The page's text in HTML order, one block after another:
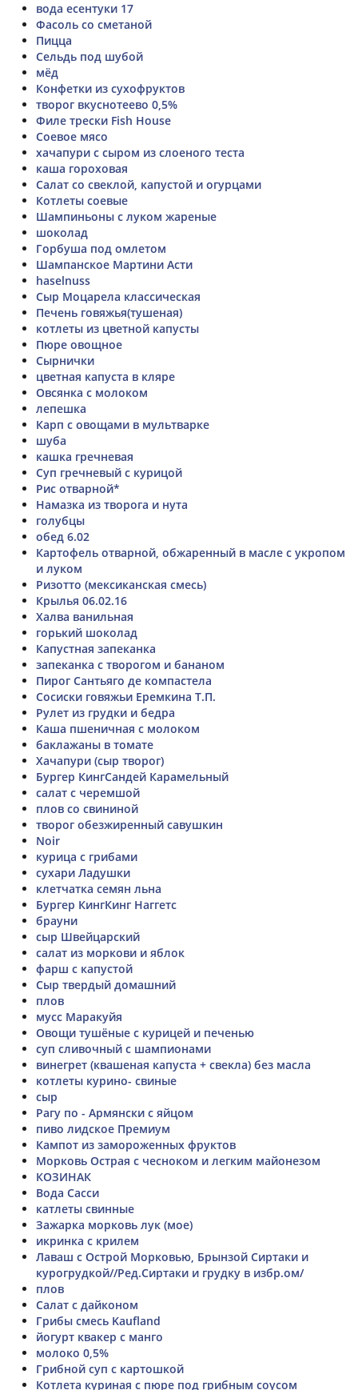
вода есентуки 17
Фасоль со сметаной
Пицца
Сельдь под шубой
мёд
Конфетки из сухофруктов
творог вкуснотеево 0,5%
Филе трески Fish House
Соевое мясо
хачапури с сыром из слоеного теста
каша гороховая
Салат со свеклой, капустой и огурцами
Котлеты соевые
Шампиньоны с луком жареные
шоколад
Горбуша под омлетом
Шампанское Мартини Асти
haselnuss
Сыр Моцарела классическая
Печень говяжья(тушеная)
котлеты из цветной капусты
Пюре овощное
Сырнички
цветная капуста в кляре
Овсянка с молоком
лепешка
Карп с овощами в мультварке
шуба
кашка гречневая
Суп гречневый с курицой
Рис отварной*
Намазка из творога и нута
голубцы
обед 6.02
Картофель отварной, обжаренный в масле с укропом
и луком
Ризотто (мексиканская смесь)
Крылья 06.02.16
Халва ванильная
горький шоколад
Капустная запеканка
запеканка с творогом и бананом
Пирог Сантьяго де компастела
Сосиски говяжьи Еремкина Т.П.
Рулет из грудки и бедра
Каша пшеничная с молоком
баклажаны в томате
Хачапури (сыр творог)
Бургер КингСандей Карамельный
салат с черемшой
плов со свининой
творог обезжиренный савушкин
Noir
курица с грибами
сухари Ладушки
клетчатка семян льна
Бургер КингКинг Наггетс
брауни
сыр Швейцарский
салат из моркови и яблок
фарш с капустой
Сыр твердый домашний
плов
мусс Маракуйя
Овощи тушёные с курицей и печенью
суп сливочный с шампионами
винегрет (квашеная капуста + свекла) без масла
котлеты курино- свиные
сыр
Рагу по - Армянски с яйцом
пиво лидское Премиум
Кампот из замороженных фруктов
Морковь Острая с чесноком и легким майонезом
КОЗИНАК
Вода Сасси
катлеты свинные
Зажарка морковь лук (мое)
икринка с крилем
Лаваш с Острой Морковью, Брынзой Сиртаки и
курогрудкой//Ред.Сиртаки и грудку в избр.ом/
плов
Салат с дайконом
Грибы смесь Kaufland
йогурт квакер с манго
молоко 0,5%
Грибной суп с картошкой
Котлета куриная с пюре под грибным соусом